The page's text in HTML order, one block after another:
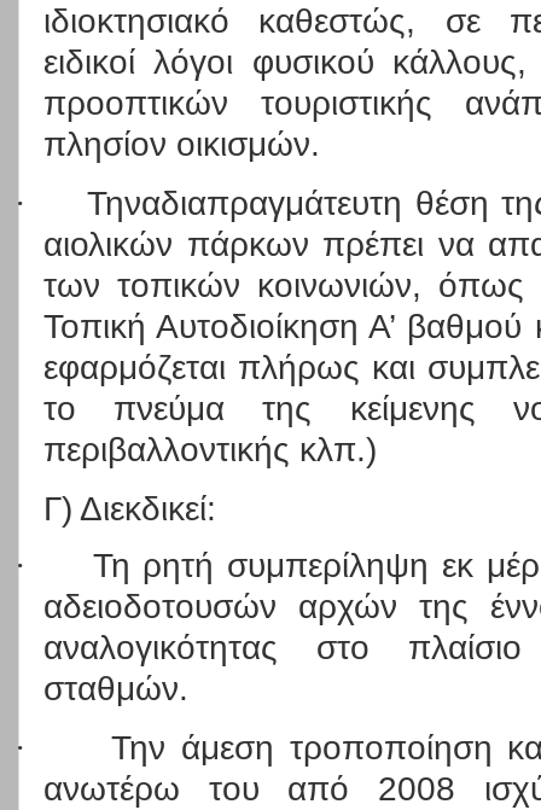
ιδιοκτησιακό καθεστώς, σε
ειδικοί λόγοι φυσικού
προοπτικών τουριστικής
πλησίον οικισμών.
·
Τηναδιαπραγμάτευτη θέση
αιολικών πάρκων πρέπει να
των τοπικών κοινωνιών, όπως
Τοπική Αυτοδιοίκηση Α’
εφαρμόζεται πλήρως και
το πνεύμα της κείμενης
περιβαλλοντικής κλπ.)
Γ) Διεκδικεί:
·
Τη ρητή συμπερίληψη εκ
αδειοδοτουσών αρχών της
αναλογικότητας στο
σταθμών.
·
Την άμεση τροποποίηση
ανωτέρω του από 2008